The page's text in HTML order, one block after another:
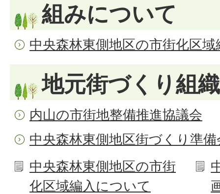
組みについて
中央森林東側地区の市街化区
地元街づくり組
内山の市街地整備推進協議会
中央森林東側地区街づくり準備
中央森林東側地区の市街
化区域編入について